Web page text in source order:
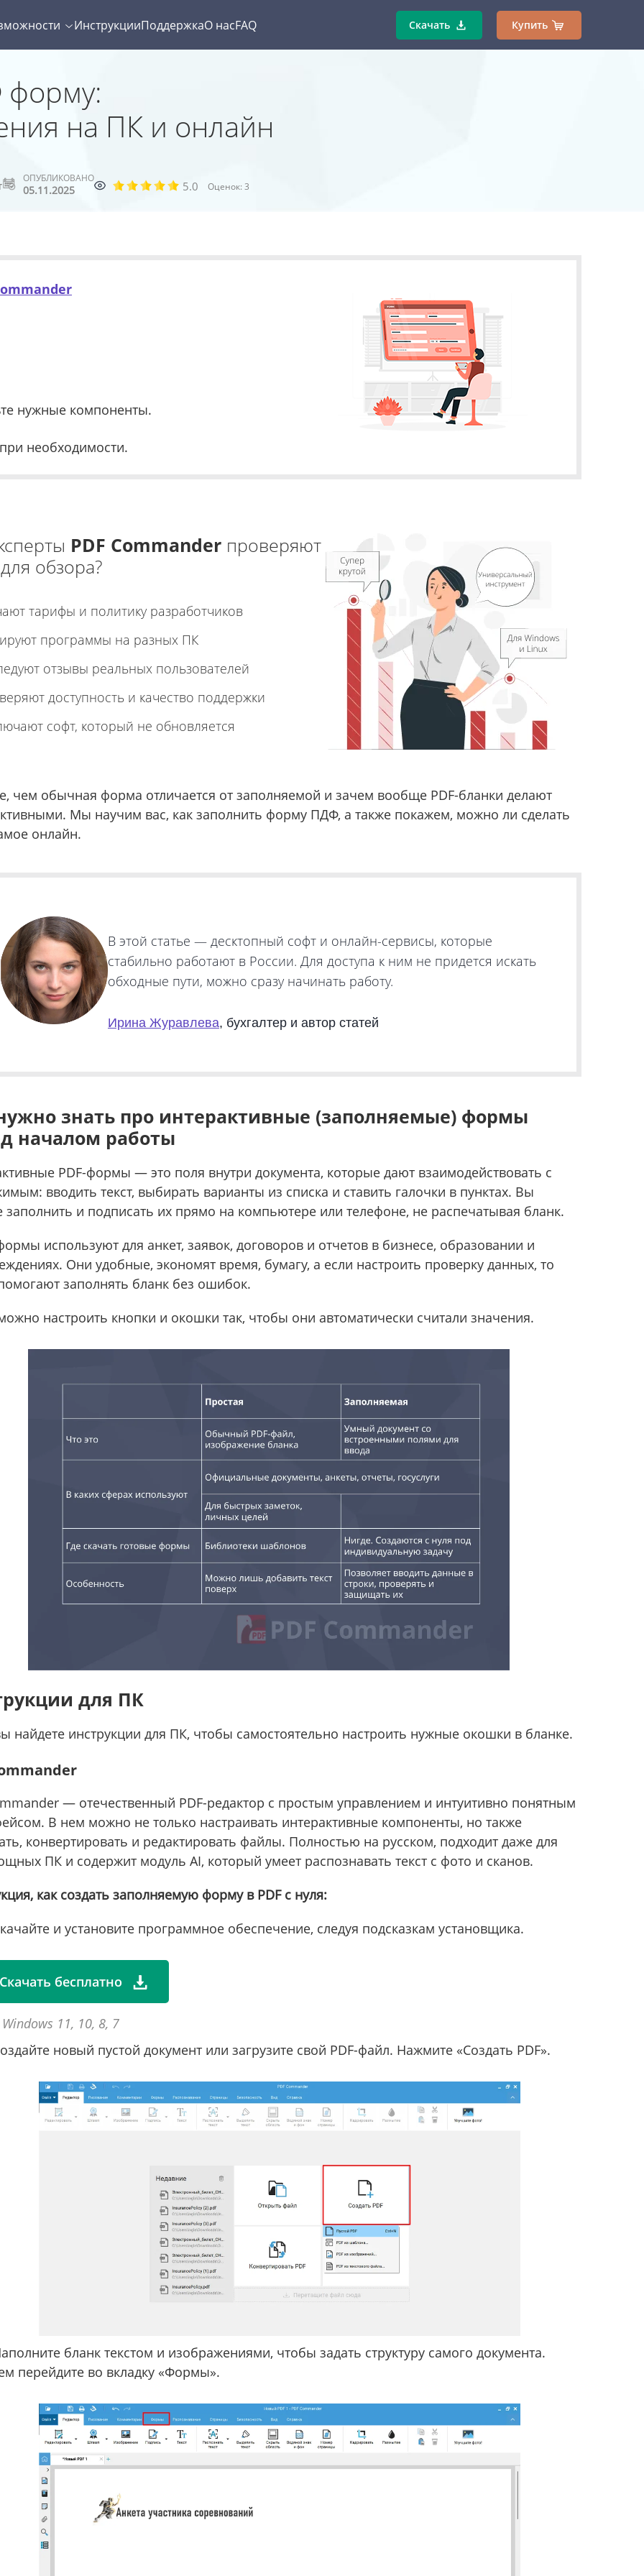
ИнструкцииПоддержкаО насFAQ Скачать Купить
форму:
на ПК и онлайн
ОПУБЛИКОВАНО
05.11.2025 5.0 Оценок: 3
нужные компоненты.
необходимости.
PDF Commander проверяют
обзора?
тарифы и политику разработчиков
программы на разных ПК
отзывы реальных пользователей
доступность и качество поддержки
софт, который не обновляется
чем обычная форма отличается от заполняемой и зачем вообще PDF-бланки делают
Мы научим вас, как заполнить форму ПДФ, а также покажем, можно ли сделать
онлайн.
В этой статье — десктопный софт и онлайн-сервисы, которые
стабильно работают в России. Для доступа к ним не придется искать
обходные пути, можно сразу начинать работу.
Ирина Журавлева, бухгалтер и автор статей
знать про интерактивные (заполняемые) формы
началом работы
PDF-формы — это поля внутри документа, которые дают взаимодействовать с
вводить текст, выбирать варианты из списка и ставить галочки в пунктах. Вы
заполнить и подписать их прямо на компьютере или телефоне, не распечатывая бланк.
используют для анкет, заявок, договоров и отчетов в бизнесе, образовании и
Они удобные, экономят время, бумагу, а если настроить проверку данных, то
заполнять бланк без ошибок.
настроить кнопки и окошки так, чтобы они автоматически считали значения.
для ПК
найдете инструкции для ПК, чтобы самостоятельно настроить нужные окошки в бланке.
— отечественный PDF-редактор с простым управлением и интуитивно понятным
В нем можно не только настраивать интерактивные компоненты, но также
конвертировать и редактировать файлы. Полностью на русском, подходит даже для
ПК и содержит модуль AI, который умеет распознавать текст с фото и сканов.
как создать заполняемую форму в PDF с нуля:
и установите программное обеспечение, следуя подсказкам установщика.
Скачать бесплатно
11, 10, 8, 7
новый пустой документ или загрузите свой PDF-файл. Нажмите «Создать PDF».
бланк текстом и изображениями, чтобы задать структуру самого документа.
перейдите во вкладку «Формы».